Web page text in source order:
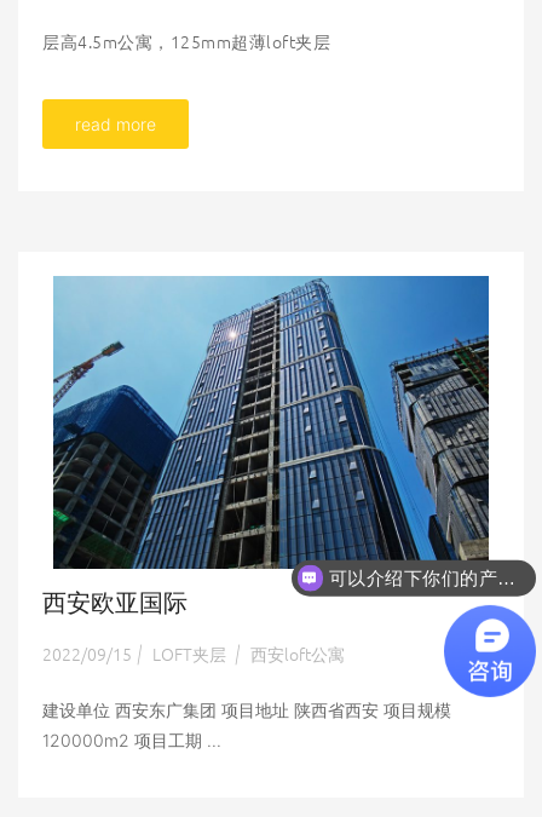
层高4.5m公寓，125mm超薄loft夹层
read more
西安欧亚国际
2022/09/15 | LOFT夹层 | 西安loft公寓
建设单位 西安东广集团 项目地址 陕西省西安 项目规模
120000m2 项目工期 ...
可以介绍下你们的产品么